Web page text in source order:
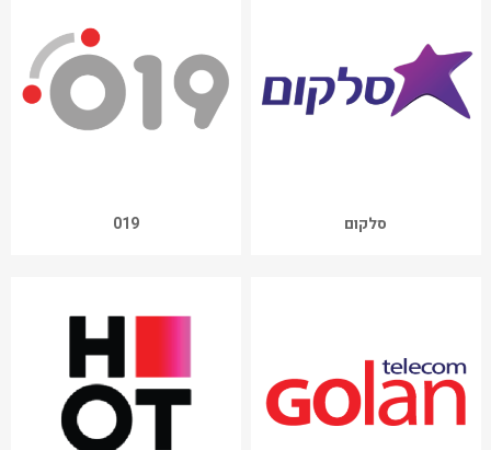
סלקום 019